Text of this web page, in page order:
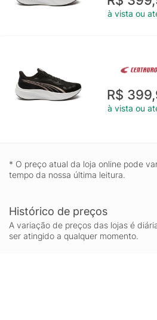
à vista ou
R$
à vista ou
* O preço atual da loja online pode
tempo da nossa última leitura.
Histórico de preços
A variação de preços das lojas é
ser atingido a qualquer momento.